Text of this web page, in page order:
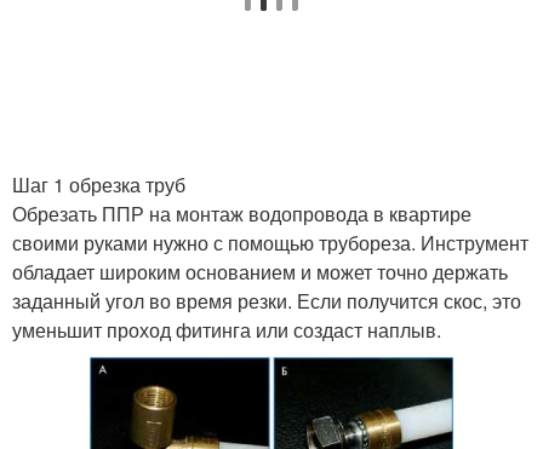
Шаг 1 обрезка труб
Обрезать ППР на монтаж водопровода в квартире
своими руками нужно с помощью трубореза. Инструмент
обладает широким основанием и может точно держать
заданный угол во время резки. Если получится скос, это
уменьшит проход фитинга или создаст наплыв.